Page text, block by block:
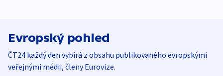
Evropský pohled
ČT24 každý den vybírá z obsahu publikovaného evropskými
veřejnými médii, členy Eurovize.